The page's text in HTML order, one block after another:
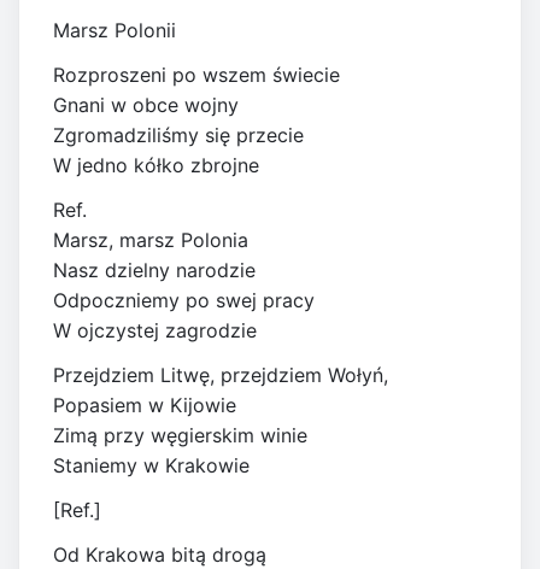
Marsz Polonii
Rozproszeni po wszem świecie
Gnani w obce wojny
Zgromadziliśmy się przecie
W jedno kółko zbrojne
Ref.
Marsz, marsz Polonia
Nasz dzielny narodzie
Odpoczniemy po swej pracy
W ojczystej zagrodzie
Przejdziem Litwę, przejdziem Wołyń,
Popasiem w Kijowie
Zimą przy węgierskim winie
Staniemy w Krakowie
[Ref.]
Od Krakowa bitą drogą